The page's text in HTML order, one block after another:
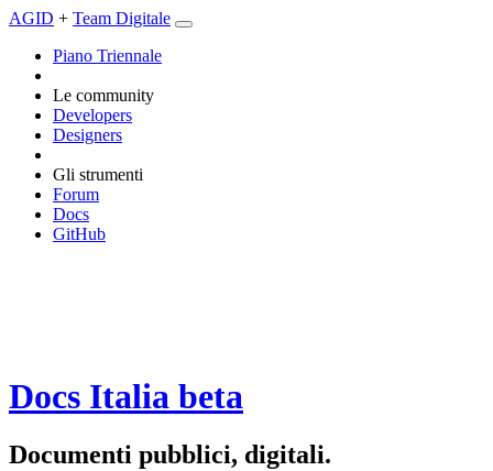
AGID + Team Digitale
Piano Triennale
Le community
Developers
Designers
Gli strumenti
Forum
Docs
GitHub
Docs Italia beta
Documenti pubblici, digitali.